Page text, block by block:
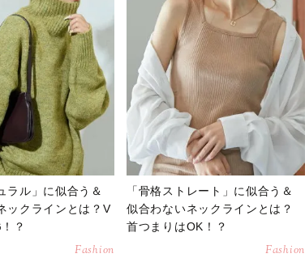
ラル」に似合う＆
ックラインとは？V
？
Fashion
「骨格ストレート」に似合う＆
似合わないネックラインとは？
首つまりはOK！？
Fashion